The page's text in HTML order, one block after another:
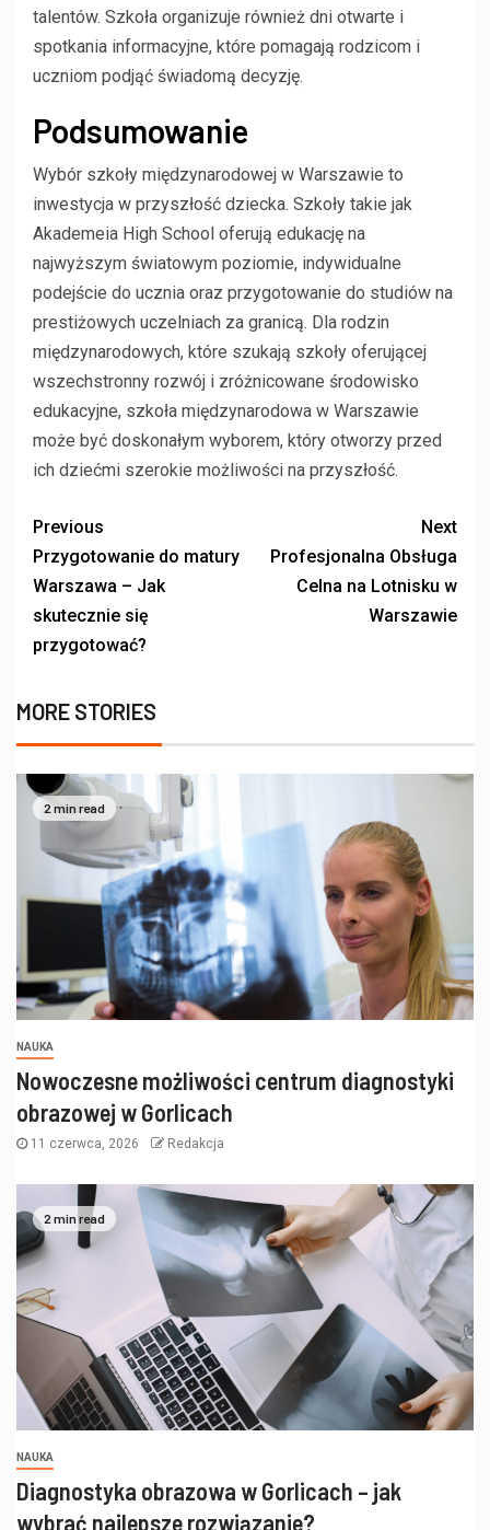
talentów. Szkoła organizuje również dni otwarte i
spotkania informacyjne, które pomagają rodzicom i
uczniom podjąć świadomą decyzję.
Podsumowanie
Wybór szkoły międzynarodowej w Warszawie to
inwestycja w przyszłość dziecka. Szkoły takie jak
Akademeia High School oferują edukację na
najwyższym światowym poziomie, indywidualne
podejście do ucznia oraz przygotowanie do studiów na
prestiżowych uczelniach za granicą. Dla rodzin
międzynarodowych, które szukają szkoły oferującej
wszechstronny rozwój i zróżnicowane środowisko
edukacyjne, szkoła międzynarodowa w Warszawie
może być doskonałym wyborem, który otworzy przed
ich dziećmi szerokie możliwości na przyszłość.
Previous
Przygotowanie do matury
Warszawa – Jak
skutecznie się
przygotować?
Next
Profesjonalna Obsługa
Celna na Lotnisku w
Warszawie
MORE STORIES
2 min read
NAUKA
Nowoczesne możliwości centrum diagnostyki
obrazowej w Gorlicach
11 czerwca, 2026 Redakcja
2 min read
NAUKA
Diagnostyka obrazowa w Gorlicach – jak
wybrać najlepsze rozwiązanie?